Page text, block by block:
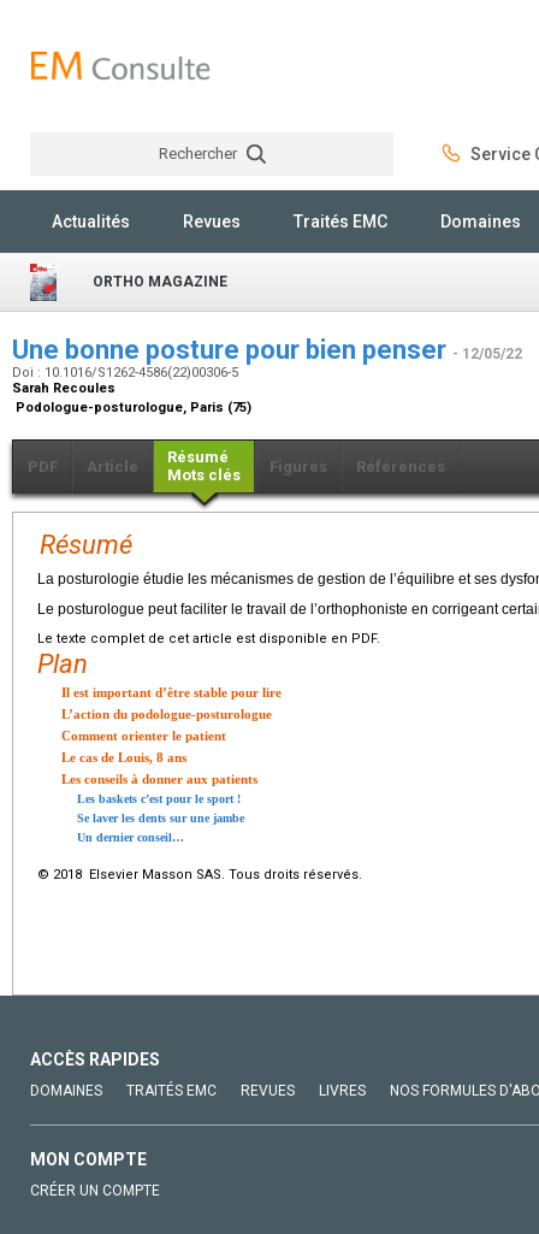
Rechercher Service
Actualités Revues Traités EMC Domaines
ORTHO MAGAZINE
Une bonne posture pour bien penser - 12/05/22
Doi : 10.1016/S1262-4586(22)00306-5
Sarah Recoules
Podologue-posturologue, Paris (75)
PDF Article
Résumé
Mots clés
Figures Références
Résumé
La posturologie étudie les mécanismes de gestion de l’équilibre et ses
Le posturologue peut faciliter le travail de l’orthophoniste en corrigeant
Le texte complet de cet article est disponible en PDF.
Plan
Il est important d’être stable pour lire
L’action du podologue-posturologue
Comment orienter le patient
Le cas de Louis, 8 ans
Les conseils à donner aux patients
Les baskets c’est pour le sport !
Se laver les dents sur une jambe
Un dernier conseil…
© 2018 Elsevier Masson SAS. Tous droits réservés.
ACCÈS RAPIDES
DOMAINES TRAITÉS EMC REVUES LIVRES NOS FORMULES
MON COMPTE
CRÉER UN COMPTE